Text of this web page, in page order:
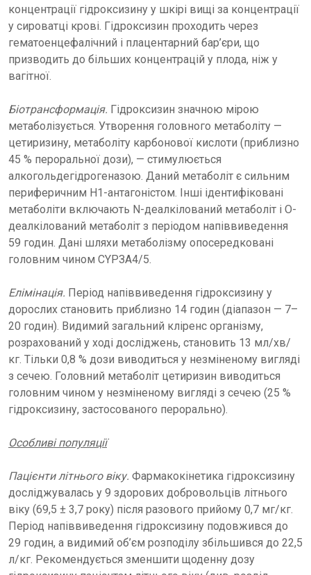
концентрації гідроксизину у шкірі вищі за концентрації
у сироватці крові. Гідроксизин проходить через
гематоенцефалічний і плацентарний бар’єри, що
призводить до більших концентрацій у плода, ніж у
вагітної.
Біотрансформація. Гідроксизин значною мірою
метаболізується. Утворення головного метаболіту —
цетиризину, метаболіту карбонової кислоти (приблизно
45 % пероральної дози), — стимулюється
алкогольдегідрогеназою. Даний метаболіт є сильним
периферичним Н1-антагоністом. Інші ідентифіковані
метаболіти включають N-деалкілований метаболіт і О-
деалкілований метаболіт з періодом напіввиведення
59 годин. Дані шляхи метаболізму опосередковані
головним чином СYРЗА4/5.
Елімінація. Період напіввиведення гідроксизину у
дорослих становить приблизно 14 годин (діапазон — 7–
20 годин). Видимий загальний кліренс організму,
розрахований у ході досліджень, становить 13 мл/хв/
кг. Тільки 0,8 % дози виводиться у незміненому вигляді
з сечею. Головний метаболіт цетиризин виводиться
головним чином у незміненому вигляді з сечею (25 %
гідроксизину, застосованого перорально).
Особливі популяції
Пацієнти літнього віку. Фармакокінетика гідроксизину
досліджувалась у 9 здорових добровольців літнього
віку (69,5 ± 3,7 року) після разового прийому 0,7 мг/кг.
Період напіввиведення гідроксизину подовжився до
29 годин, а видимий об’єм розподілу збільшився до 22,5
л/кг. Рекомендується зменшити щоденну дозу